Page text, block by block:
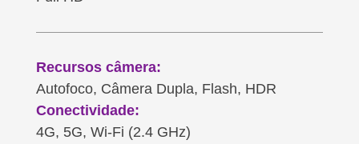
Recursos câmera:
Autofoco, Câmera Dupla, Flash, HDR
Conectividade:
4G, 5G, Wi-Fi (2.4 GHz)